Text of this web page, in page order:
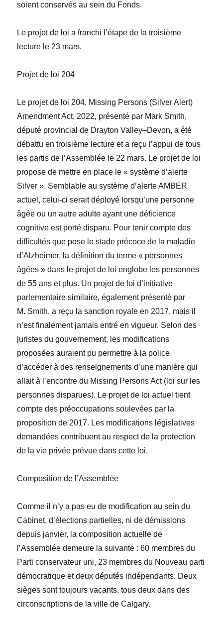
soient conservés au sein du Fonds.
Le projet de loi a franchi l’étape de la troisième
lecture le 23 mars.
Projet de loi 204
Le projet de loi 204, Missing Persons (Silver Alert)
Amendment Act, 2022, présenté par Mark Smith,
député provincial de Drayton Valley–Devon, a été
débattu en troisième lecture et a reçu l’appui de tous
les partis de l’Assemblée le 22 mars. Le projet de loi
propose de mettre en place le « système d’alerte
Silver ». Semblable au système d’alerte AMBER
actuel, celui-ci serait déployé lorsqu’une personne
âgée ou un autre adulte ayant une déficience
cognitive est porté disparu. Pour tenir compte des
difficultés que pose le stade précoce de la maladie
d’Alzheimer, la définition du terme « personnes
âgées » dans le projet de loi englobe les personnes
de 55 ans et plus. Un projet de loi d’initiative
parlementaire similaire, également présenté par
M. Smith, a reçu la sanction royale en 2017, mais il
n’est finalement jamais entré en vigueur. Selon des
juristes du gouvernement, les modifications
proposées auraient pu permettre à la police
d’accéder à des renseignements d’une manière qui
allait à l’encontre du Missing Persons Act(loi sur les
personnes disparues). Le projet de loi actuel tient
compte des préoccupations soulevées par la
proposition de 2017. Les modifications législatives
demandées contribuent au respect de la protection
de la vie privée prévue dans cette loi.
Composition de l’Assemblée
Comme il n’y a pas eu de modification au sein du
Cabinet, d’élections partielles, ni de démissions
depuis janvier, la composition actuelle de
l’Assemblée demeure la suivante : 60 membres du
Parti conservateur uni, 23 membres du Nouveau parti
démocratique et deux députés indépendants. Deux
sièges sont toujours vacants, tous deux dans des
circonscriptions de la ville de Calgary.